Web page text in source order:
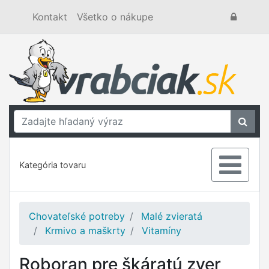
Kontakt Všetko o nákupe
Kategória tovaru
Chovateľské potreby
Malé zvieratá
Krmivo a maškrty
Vitamíny
Roboran pre škáratú zver